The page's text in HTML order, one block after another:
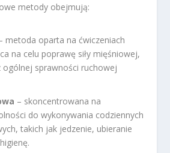
metody obejmują:
metoda oparta na ćwiczeniach
na celu poprawę siły mięśniowej,
sprawności ruchowej
– skoncentrowana na
do wykonywania codziennych
takich jak jedzenie, ubieranie